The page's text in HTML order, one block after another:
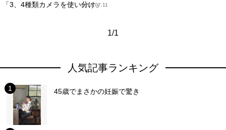
「3、4種類カメラを使い分け」
2018.07.11
1/1
人気記事ランキング
45歳でまさかの妊娠で驚き